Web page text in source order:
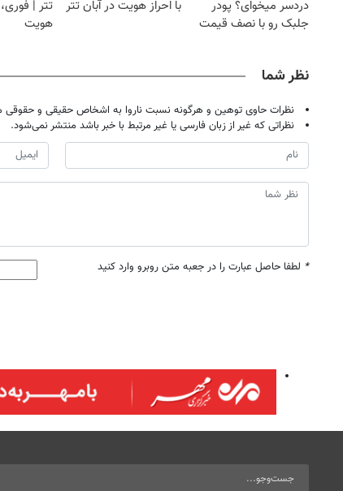
دردسر میخوای؟ پودر
جلبک رو با نصف قیمت
با احراز هویت در آبان تتر
تتر |
هویت
نظر شما
نظرات حاوی توهین و هرگونه نسبت ناروا به اشخاص حقیقی و حقوقی
نظراتی که غیر از زبان فارسی یا غیر مرتبط با خبر باشد منتشر نمی‌شود.
* لطفا حاصل عبارت را در جعبه متن روبرو وارد کنید